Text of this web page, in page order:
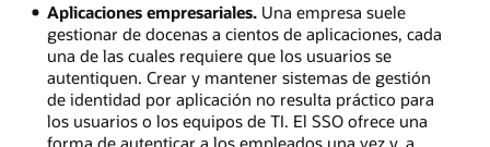
Aplicaciones empresariales.Una empresa suele
gestionar de docenas a cientos de aplicaciones, cada
una de las cuales requiere que los usuarios se
autentiquen. Crear y mantener sistemas de gestión
de identidad por aplicación no resulta práctico para
los usuarios o los equipos de TI. El SSO ofrece una